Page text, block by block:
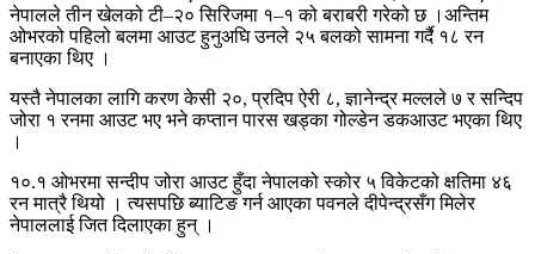
नेपालले तीन खेलको टी–२० सिरिजमा १–१ को बराबरी गरेको छ ।अन्तिम
ओभरको पहिलो बलमा आउट हुनुअघि उनले २५ बलको सामना गर्दै १८ रन
बनाएका थिए ।
यस्तै नेपालका लागि करण केसी २०, प्रदिप ऐरी ८, ज्ञानेन्द्र मल्लले ७ र सन्दिप
जोरा १ रनमा आउट भए भने कप्तान पारस खड्का गोल्डेन डकआउट भएका थिए
।
१०.१ ओभरमा सन्दीप जोरा आउट हुँदा नेपालको स्कोर ५ विकेटको क्षतिमा ४६
रन मात्रै थियो । त्यसपछि ब्याटिङ गर्न आएका पवनले दीपेन्द्रसँग मिलेर
नेपाललाई जित दिलाएका हुन् ।